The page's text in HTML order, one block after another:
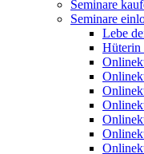
Seminare
Seminare
Lebe
Hüterin